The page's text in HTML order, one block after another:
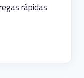
rápidas